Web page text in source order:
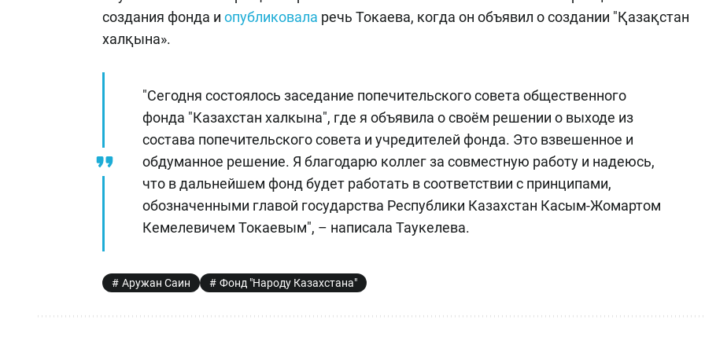
создания фонда и опубликовала речь Токаева, когда он объявил о создании "Қазақстан
халқына».
"Сегодня состоялось заседание попечительского совета общественного
фонда "Казахстан халкына", где я объявила о своём решении о выходе из
состава попечительского совета и учредителей фонда. Это взвешенное и
обдуманное решение. Я благодарю коллег за совместную работу и надеюсь,
что в дальнейшем фонд будет работать в соответствии с принципами,
обозначенными главой государства Республики Казахстан Касым-Жомартом
Кемелевичем Токаевым", – написала Таукелева.
Аружан Саин Фонд "Народу Казахстана"